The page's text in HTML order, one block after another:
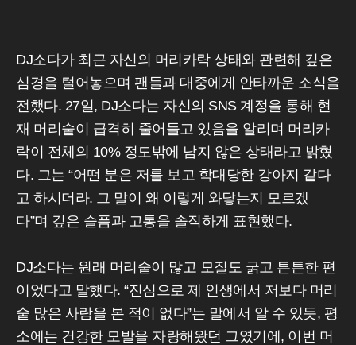
DJ소다가 최근 자신의 머리카락 상태와 관련해 깊은
심경을 털어놓으며 팬들과 대중에게 안타까운 소식을
전했다. 27일, DJ소다는 자신의 SNS 계정을 통해 현
재 머리숱이 급격히 줄어들고 있음을 알리며 머리카
락이 전체의 10% 정도밖에 남지 않은 상태라고 밝혔
다. 그는 “어떤 분은 저를 보고 학대당한 강아지 같다
고 하시더라. 그 말이 왜 이렇게 와닿는지 모르겠
다”며 깊은 슬픔과 고통을 솔직하게 표현했다.
DJ소다는 원래 머리숱이 많고 모질도 굵고 튼튼한 편
이었다고 말했다. “진심으로 제 인생에서 저보다 머리
숱 많은 사람을 본 적이 없다”는 말에서 알 수 있듯, 평
소에는 건강한 모발을 자랑해왔던 그였기에, 이번 머